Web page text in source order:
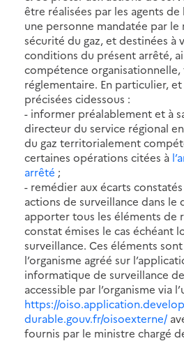
être réalisées par les agents
une personne mandatée par le
sécurité du gaz, et destinées à
conditions du présent arrêté,
compétence
réglementaire. En particulier,
précisées cidessous :
- informer préalablement et à
directeur du service régional
du gaz territorialement
certaines opérations citées à
arrêté ;
- remédier aux écarts constatés
actions de surveillance dans le
apporter tous les éléments de
constat émises le cas échéant
surveillance. Ces éléments
l’organisme agréé sur
informatique de surveillance
accessible par l’organisme via
https://
durable.gouv.fr/oisoexterne/
fournis par le ministre chargé